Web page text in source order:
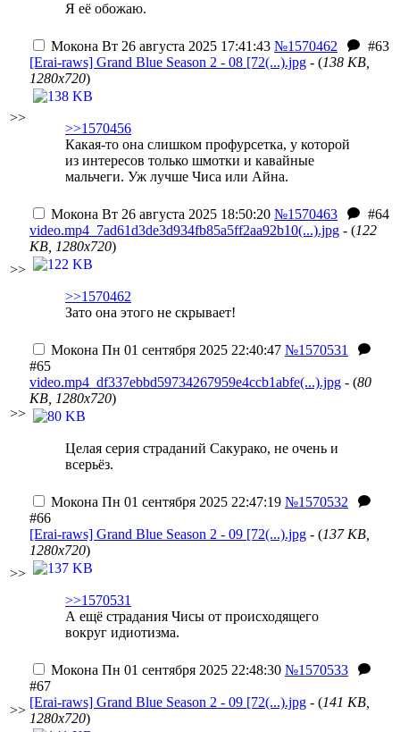
Я её обожаю.
>>
Мокона Вт 26 августа 2025 17:41:43 №1570462
#63
[Erai-raws] Grand Blue Season 2 - 08 [72(...).jpg - (138 KB,
1280x720)
>>1570456
Какая-то она слишком профурсетка, у которой
из интересов только шмотки и кавайные
мальчеги. Уж лучше Чиса или Айна.
>>
Мокона Вт 26 августа 2025 18:50:20 №1570463
#64
video.mp4_7ad61d3de3d934fb85a5ff2aa92b10(...).jpg - (122
KB, 1280x720)
>>1570462
Зато она этого не скрывает!
>>
Мокона Пн 01 сентября 2025 22:40:47 №1570531
#65
video.mp4_df337ebbd59734267959e4ccb1abfe(...).jpg - (80
KB, 1280x720)
Целая серия страданий Сакурако, не очень и
всерьёз.
>>
Мокона Пн 01 сентября 2025 22:47:19 №1570532
#66
[Erai-raws] Grand Blue Season 2 - 09 [72(...).jpg - (137 KB,
1280x720)
>>1570531
А ещё страдания Чисы от происходящего
вокруг идиотизма.
>>
Мокона Пн 01 сентября 2025 22:48:30 №1570533
#67
[Erai-raws] Grand Blue Season 2 - 09 [72(...).jpg - (141 KB,
1280x720)